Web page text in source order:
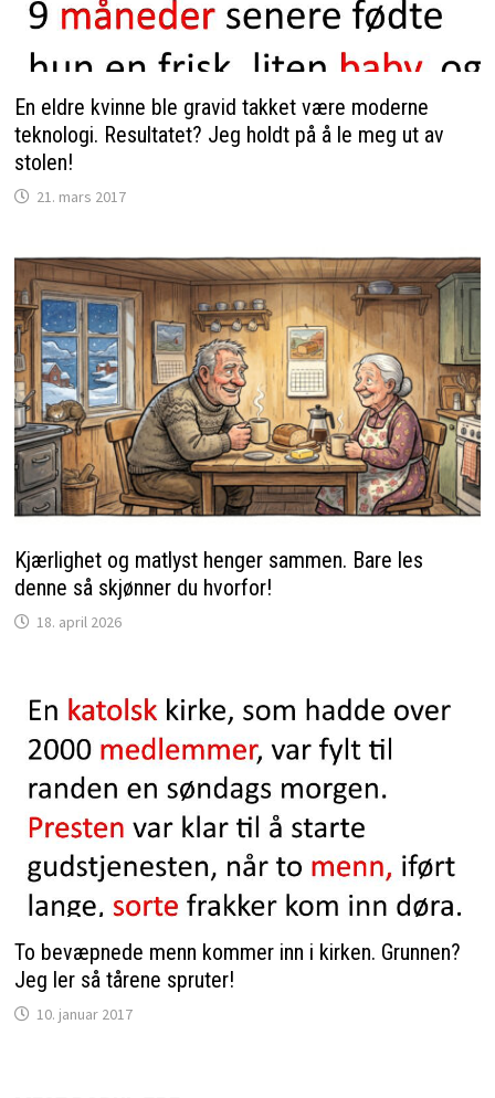
En eldre kvinne ble gravid takket være moderne
teknologi. Resultatet? Jeg holdt på å le meg ut av
stolen!
21. mars 2017
Kjærlighet og matlyst henger sammen. Bare les
denne så skjønner du hvorfor!
18. april 2026
To bevæpnede menn kommer inn i kirken. Grunnen?
Jeg ler så tårene spruter!
10. januar 2017